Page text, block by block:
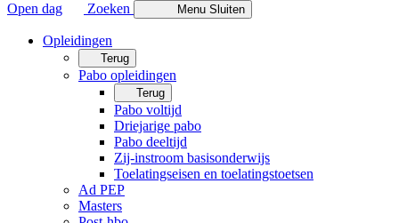
Open dag
Zoeken Menu Sluiten
Opleidingen
Terug
Pabo opleidingen
Terug
Pabo voltijd
Driejarige pabo
Pabo deeltijd
Zij-instroom basisonderwijs
Toelatingseisen en toelatingstoetsen
Ad PEP
Masters